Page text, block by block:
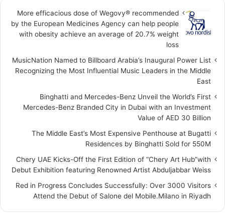
More efficacious dose of Wegovy®️ recommended
by the European Medicines Agency can help people
with obesity achieve an average of 20.7% weight
loss
MusicNation Named to Billboard Arabia’s Inaugural Power List
Recognizing the Most Influential Music Leaders in the Middle
East
Binghatti and Mercedes-Benz Unveil the World’s First
Mercedes-Benz Branded City in Dubai with an Investment
Value of AED 30 Billion
The Middle East’s Most Expensive Penthouse at Bugatti
Residences by Binghatti Sold for 550M
Chery UAE Kicks-Off the First Edition of “Chery Art Hub”with
Debut Exhibition featuring Renowned Artist Abduljabbar Weiss
Red in Progress Concludes Successfully: Over 3000 Visitors
Attend the Debut of Salone del Mobile.Milano in Riyadh